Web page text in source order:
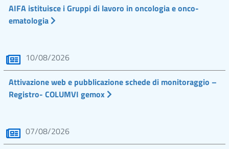
AIFA istituisce i Gruppi di lavoro in oncologia e onco-
ematologia
10/08/2026
Attivazione web e pubblicazione schede di monitoraggio –
Registro- COLUMVI gemox
07/08/2026